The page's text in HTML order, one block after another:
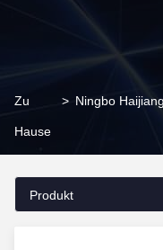
Zu
Hause
>
Produkt